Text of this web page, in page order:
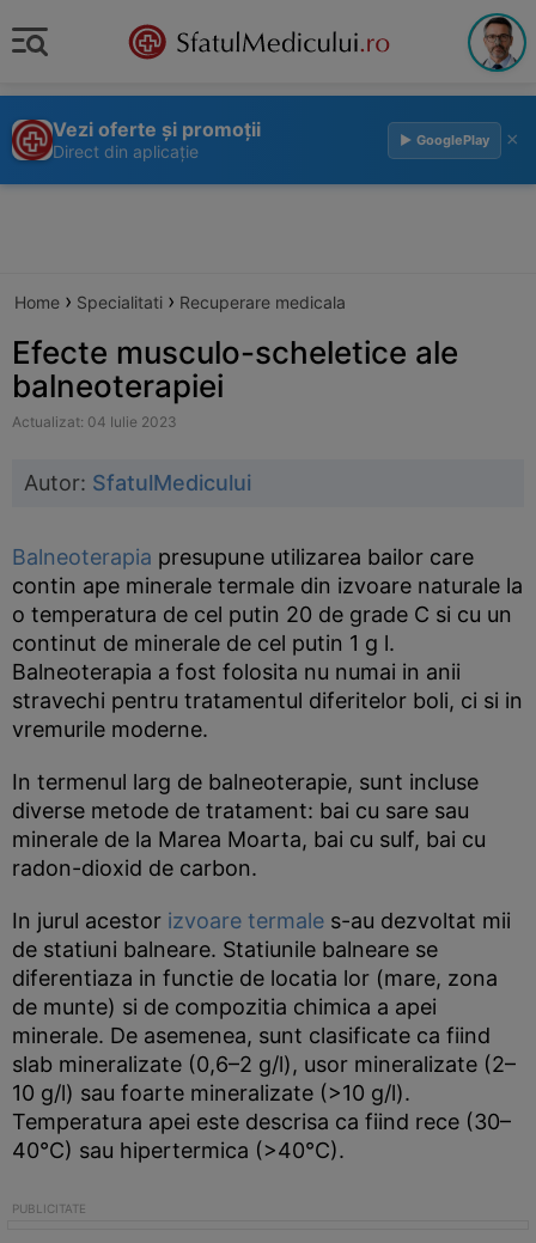
Vezi oferte și promoții
Direct din aplicație
▶ GooglePlay ×
Home › Specialitati › Recuperare medicala
Efecte musculo-scheletice ale
balneoterapiei
Actualizat: 04 Iulie 2023
Autor: SfatulMedicului
Balneoterapia presupune utilizarea bailor care
contin ape minerale termale din izvoare naturale la
o temperatura de cel putin 20 de grade C si cu un
continut de minerale de cel putin 1 g l.
Balneoterapia a fost folosita nu numai in anii
stravechi pentru tratamentul diferitelor boli, ci si in
vremurile moderne.
In termenul larg de balneoterapie, sunt incluse
diverse metode de tratament: bai cu sare sau
minerale de la Marea Moarta, bai cu sulf, bai cu
radon-dioxid de carbon.
In jurul acestor izvoare termale s-au dezvoltat mii
de statiuni balneare. Statiunile balneare se
diferentiaza in functie de locatia lor (mare, zona
de munte) si de compozitia chimica a apei
minerale. De asemenea, sunt clasificate ca fiind
slab mineralizate (0,6–2 g/l), usor mineralizate (2–
10 g/l) sau foarte mineralizate (>10 g/l).
Temperatura apei este descrisa ca fiind rece (30–
40°C) sau hipertermica (>40°C).